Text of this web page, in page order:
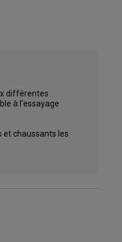
différentes
à l’essayage
et chaussants les